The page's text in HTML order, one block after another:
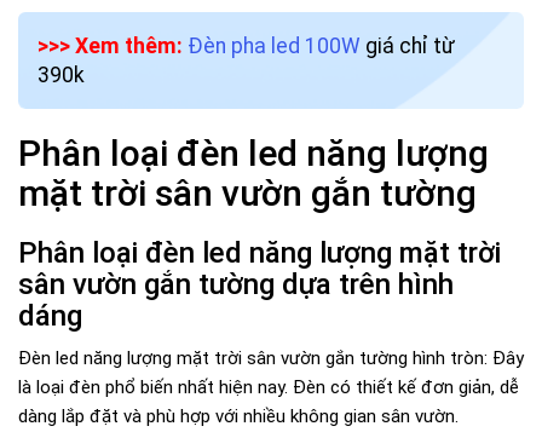
>>> Xem thêm: Đèn pha led 100W giá chỉ từ
390k
Phân loại đèn led năng lượng
mặt trời sân vườn gắn tường
Phân loại đèn led năng lượng mặt trời
sân vườn gắn tường dựa trên hình
dáng
Đèn led năng lượng mặt trời sân vườn gắn tường hình tròn: Đây
là loại đèn phổ biến nhất hiện nay. Đèn có thiết kế đơn giản, dễ
dàng lắp đặt và phù hợp với nhiều không gian sân vườn.